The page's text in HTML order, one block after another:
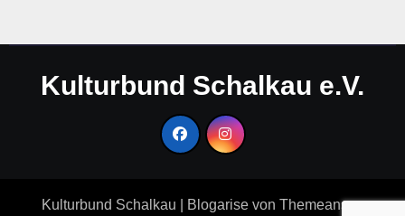
Kulturbund Schalkau e.V.
Kulturbund Schalkau Blogarise von Themeansar.